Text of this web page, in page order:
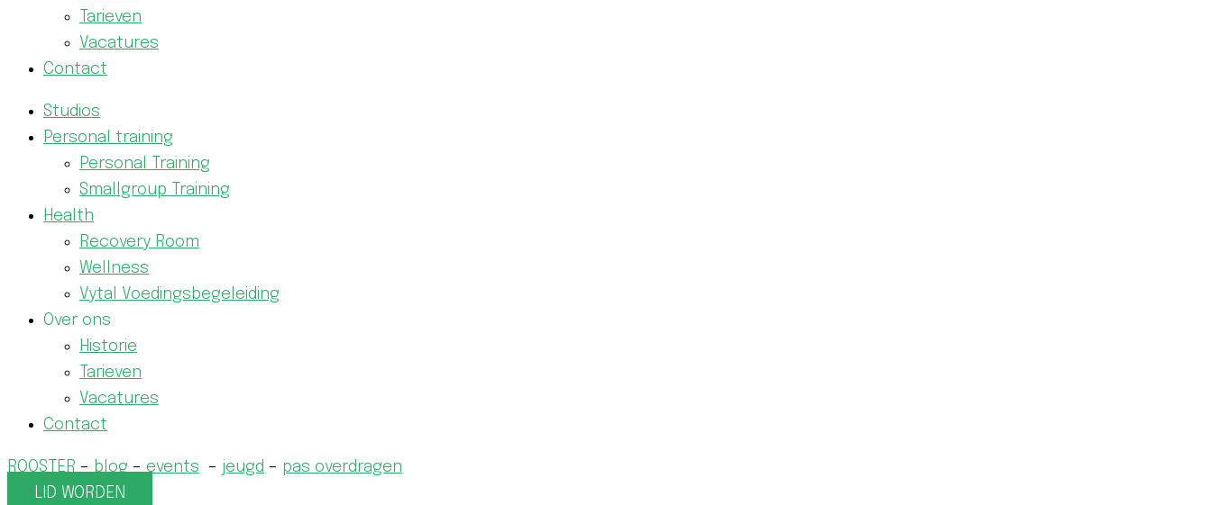
Tarieven
Vacatures
Contact
Studios
Personal training
Personal Training
Smallgroup Training
Health
Recovery Room
Wellness
Vytal Voedingsbegeleiding
Over ons
Historie
Tarieven
Vacatures
Contact
ROOSTER – blog – events – jeugd – pas overdragen
LID WORDEN